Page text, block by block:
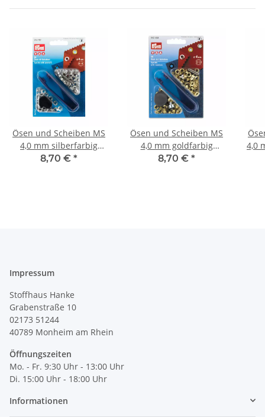
Ösen und Scheiben MS
4,0 mm silberfarbig
542407
8,70 € *
Ösen und Scheiben MS
4,0 mm goldfarbig
542408
8,70 € *
4,0
Impressum
Stoffhaus Hanke
Grabenstraße 10
02173 51244
40789 Monheim am Rhein
Öffnungszeiten
Mo. - Fr. 9:30 Uhr - 13:00 Uhr
Di. 15:00 Uhr - 18:00 Uhr
Informationen